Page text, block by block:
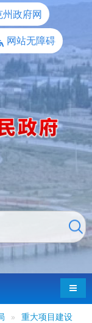
州政府网
网站无障碍
导航
» 重大项目建设